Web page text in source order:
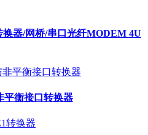
换器/网桥/串口光纤MODEM 4U
平衡接口转换器